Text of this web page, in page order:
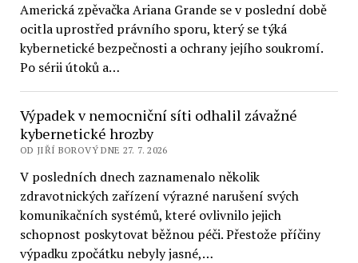
Americká zpěvačka Ariana Grande se v poslední době
ocitla uprostřed právního sporu, který se týká
kybernetické bezpečnosti a ochrany jejího soukromí.
Po sérii útoků a…
Výpadek v nemocniční síti odhalil závažné
kybernetické hrozby
OD JIŘÍ BOROVÝ DNE 27. 7. 2026
V posledních dnech zaznamenalo několik
zdravotnických zařízení výrazné narušení svých
komunikačních systémů, které ovlivnilo jejich
schopnost poskytovat běžnou péči. Přestože příčiny
výpadku zpočátku nebyly jasné,…